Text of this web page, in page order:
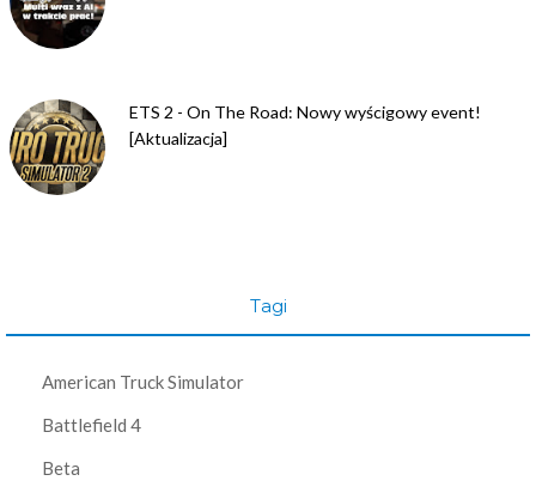
ETS 2 - On The Road: Nowy wyścigowy event!
[Aktualizacja]
Tagi
American Truck Simulator
Battlefield 4
Beta